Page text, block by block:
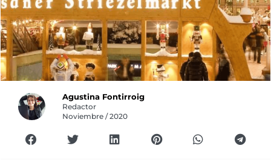
Agustina Fontirroig
Redactor
Noviembre / 2020